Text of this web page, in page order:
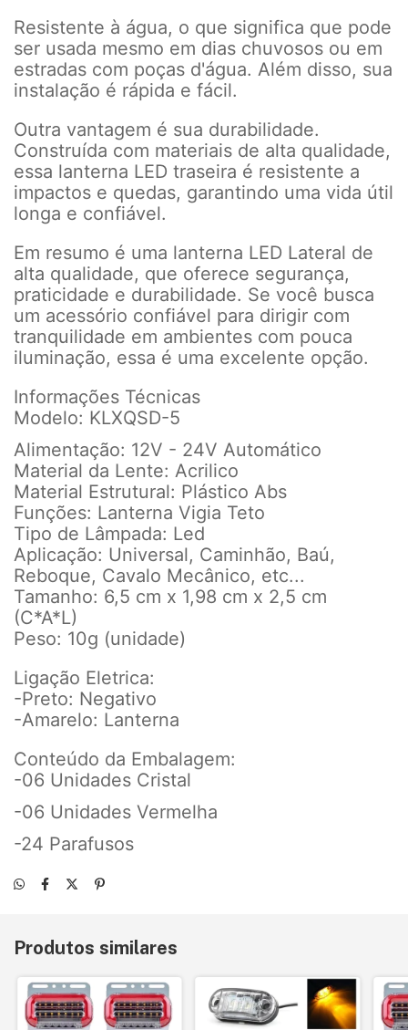
Resistente à água, o que significa que pode
ser usada mesmo em dias chuvosos ou em
estradas com poças d'água. Além disso, sua
instalação é rápida e fácil.
Outra vantagem é sua durabilidade.
Construída com materiais de alta qualidade,
essa lanterna LED traseira é resistente a
impactos e quedas, garantindo uma vida útil
longa e confiável.
Em resumo é uma lanterna LED Lateral de
alta qualidade, que oferece segurança,
praticidade e durabilidade. Se você busca
um acessório confiável para dirigir com
tranquilidade em ambientes com pouca
iluminação, essa é uma excelente opção.
Informações Técnicas
Modelo: KLXQSD-5
Alimentação: 12V - 24V Automático
Material da Lente: Acrilico
Material Estrutural: Plástico Abs
Funções: Lanterna Vigia Teto
Tipo de Lâmpada: Led
Aplicação: Universal, Caminhão, Baú,
Reboque, Cavalo Mecânico, etc...
Tamanho: 6,5 cm x 1,98 cm x 2,5 cm
(C*A*L)
Peso: 10g (unidade)
Ligação Eletrica:
-Preto: Negativo
-Amarelo: Lanterna
Conteúdo da Embalagem:
-06 Unidades Cristal
-06 Unidades Vermelha
-24 Parafusos
Produtos similares